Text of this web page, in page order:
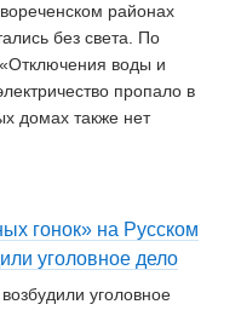
районах
без света. По
воды и
пропало в
домах также нет
гонок» на Русском
уголовное дело
уголовное